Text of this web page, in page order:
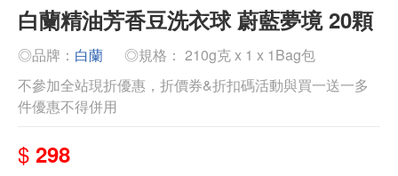
白蘭精油芳香豆洗衣球 蔚藍夢境 20顆
◎品牌： 白蘭
◎規格： 210g克 x 1 x 1Bag包
不參加全站現折優惠，折價券&折扣碼活動與買一送一多
件優惠不得併用
$ 298